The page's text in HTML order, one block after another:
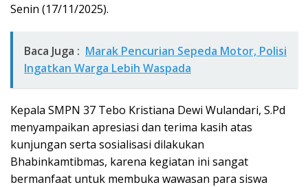
Senin (17/11/2025).
Baca Juga : Marak Pencurian Sepeda Motor, Polisi
Ingatkan Warga Lebih Waspada
Kepala SMPN 37 Tebo Kristiana Dewi Wulandari, S.Pd
menyampaikan apresiasi dan terima kasih atas
kunjungan serta sosialisasi dilakukan
Bhabinkamtibmas, karena kegiatan ini sangat
bermanfaat untuk membuka wawasan para siswa